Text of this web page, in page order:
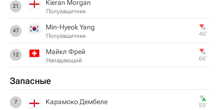
21 Kieran Morgan
Полузащитник
47 Min-Hyeok Yang
Полузащитник 46‎’‎
12 Майкл Фрей
Нападающий 66‎’‎
Запасные
7 Карамоко Дембеле 55‎’‎